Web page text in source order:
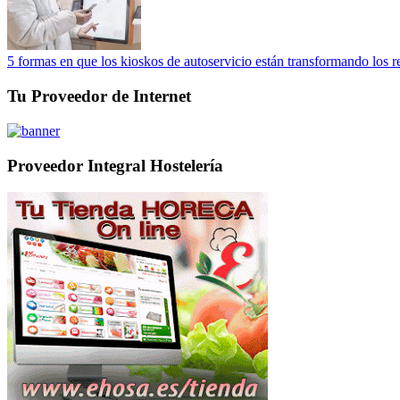
5 formas en que los kioskos de autoservicio están transformando los
Tu Proveedor de Internet
Proveedor Integral Hostelería